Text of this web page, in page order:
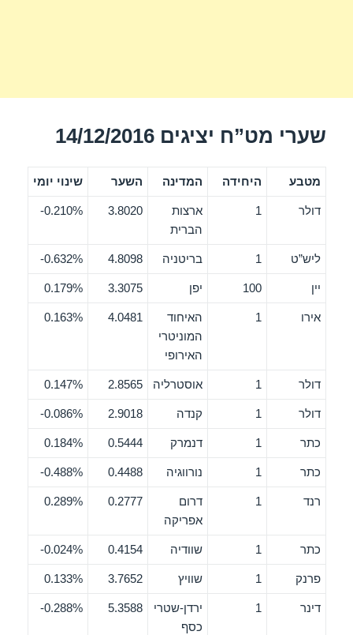
שערי מט”ח יציגים 14/12/2016
מטבע היחידה המדינה השער שינוי יומי
דולר 1
ארצות
הברית
3.8020
0.210%-
ליש”ט 1 בריטניה 4.8098
0.632%-
יין 100 יפן 3.3075
0.179%
אירו 1
האיחוד
המוניטרי
האירופי
4.0481
0.163%
דולר 1 אוסטרליה 2.8565
0.147%
דולר 1 קנדה 2.9018
0.086%-
כתר 1 דנמרק 0.5444
0.184%
כתר 1 נורווגיה 0.4488
0.488%-
רנד 1
דרום
אפריקה
0.2777
0.289%
כתר 1 שוודיה 0.4154
0.024%-
פרנק 1 שוויץ 3.7652
0.133%
דינר 1
ירדן-שטרי
כסף
5.3588
0.288%-